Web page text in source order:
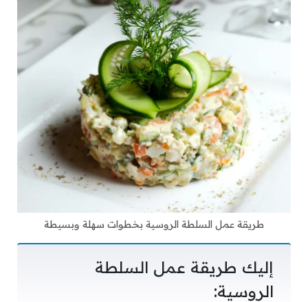
طريقة عمل السلطة الروسية بخطوات سهلة وبسيطة
إليك طريقة عمل السلطة
الروسية: